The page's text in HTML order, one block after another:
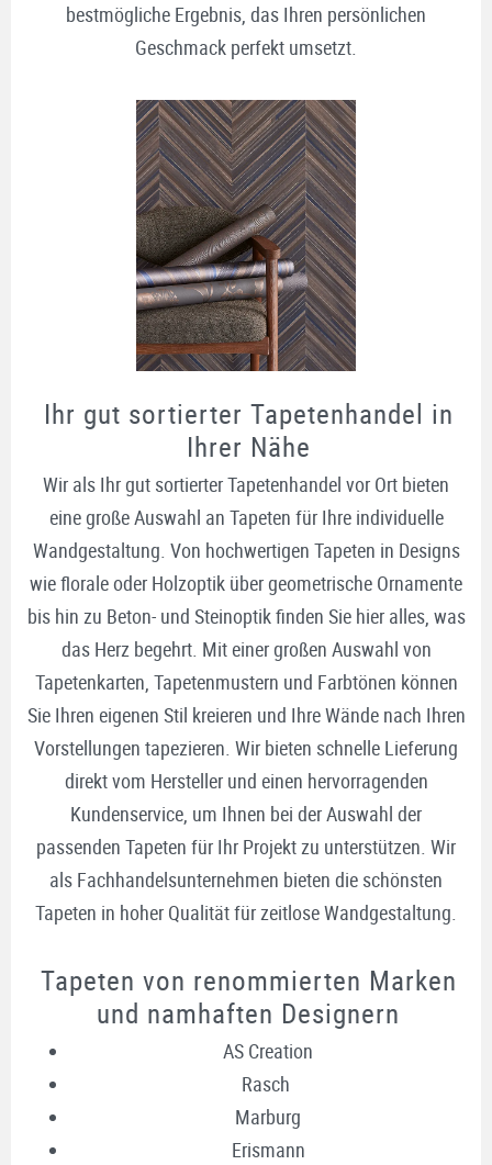
bestmögliche Ergebnis, das Ihren persönlichen
Geschmack perfekt umsetzt.
Ihr gut sortierter Tapetenhandel in
Ihrer Nähe
Wir als Ihr gut sortierter Tapetenhandel vor Ort bieten
eine große Auswahl an Tapeten für Ihre individuelle
Wandgestaltung. Von hochwertigen Tapeten in Designs
wie florale oder Holzoptik über geometrische Ornamente
bis hin zu Beton- und Steinoptik finden Sie hier alles, was
das Herz begehrt. Mit einer großen Auswahl von
Tapetenkarten, Tapetenmustern und Farbtönen können
Sie Ihren eigenen Stil kreieren und Ihre Wände nach Ihren
Vorstellungen tapezieren. Wir bieten schnelle Lieferung
direkt vom Hersteller und einen hervorragenden
Kundenservice, um Ihnen bei der Auswahl der
passenden Tapeten für Ihr Projekt zu unterstützen. Wir
als Fachhandelsunternehmen bieten die schönsten
Tapeten in hoher Qualität für zeitlose Wandgestaltung.
Tapeten von renommierten Marken
und namhaften Designern
AS Creation
Rasch
Marburg
Erismann